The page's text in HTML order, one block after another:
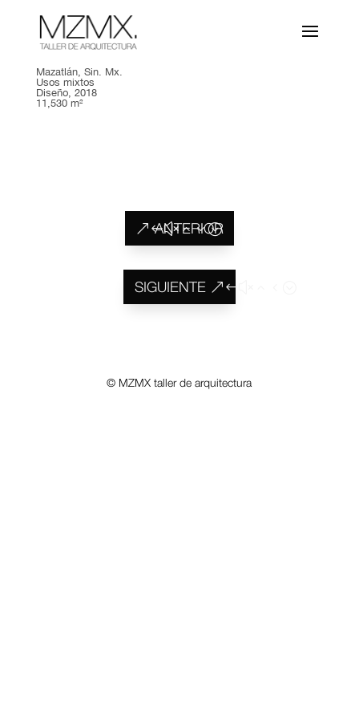
Torre M171
Mazatlán, Sin. Mx.
Usos mixtos
Diseño, 2018
11,530 m²
ANTERIOR
SIGUIENTE
© MZMX taller de arquitectura